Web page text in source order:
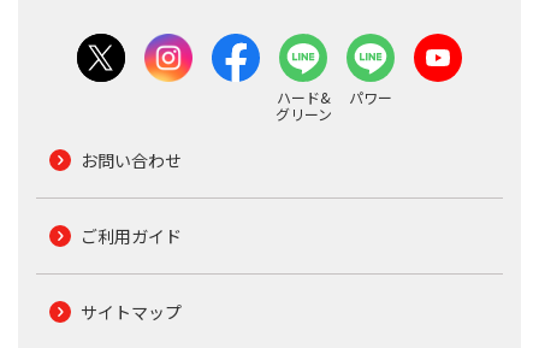
ハード&
グリーン
パワー
お問い合わせ
ご利用ガイド
サイトマップ